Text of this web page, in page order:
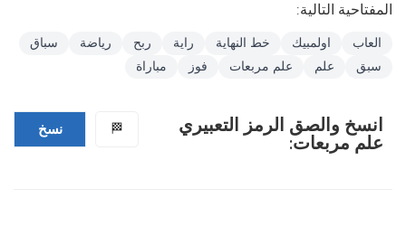
المفتاحية التالية:
العاب اولمبيك خط النهاية راية ربح رياضة
سباق
سبق
علم علم مربعات فوز مباراة
انسخ والصق الرمز التعبيري
علم مربعات:
🏁 نسخ